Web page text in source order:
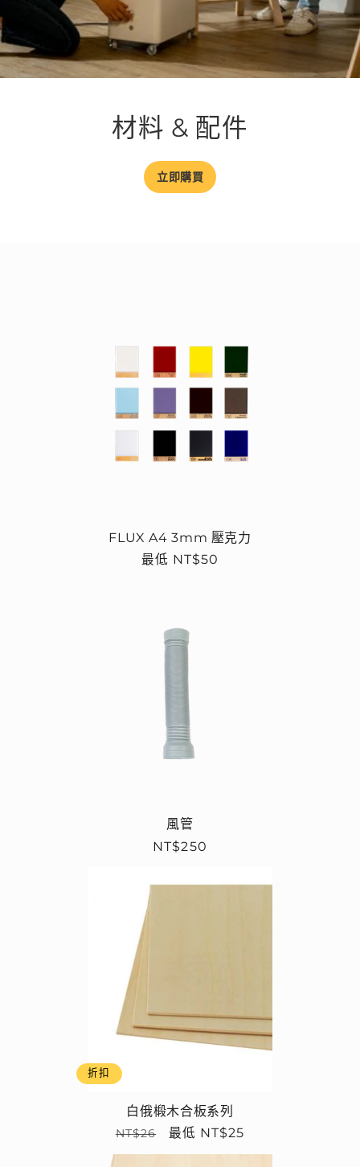
材料 & 配件
立即購買
FLUX A4 3mm 壓克力
定
最低 NT$50
風管
定
NT$250
折扣
白俄椴木合板系列
定
NT$26
售
最低 NT$25